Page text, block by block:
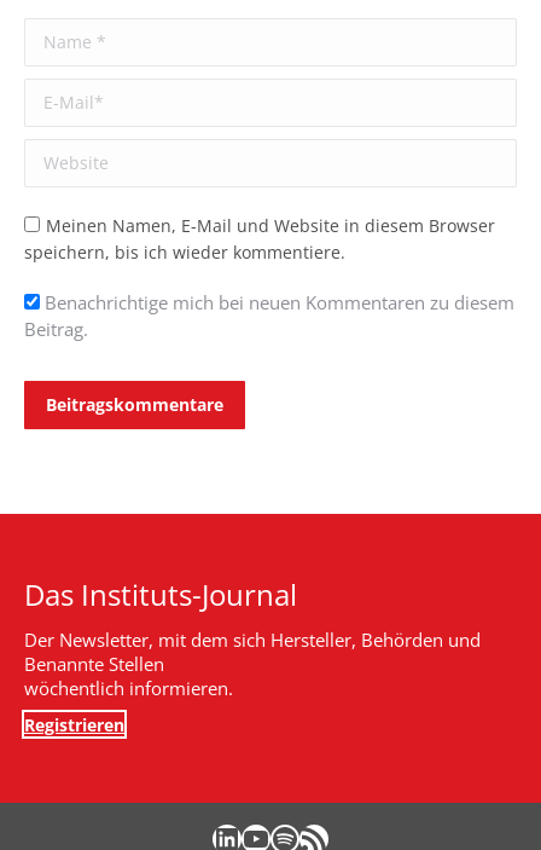
Name *
E-Mail *
Website
Meinen Namen, E-Mail und Website in diesem Browser
speichern, bis ich wieder kommentiere.
Benachrichtige mich bei neuen Kommentaren zu diesem
Beitrag.
Beitragskommentare
Das Instituts-Journal
Der Newsletter, mit dem sich Hersteller, Behörden und
Benannte Stellen
wöchentlich informieren.
Registrieren
LinkedIn
YouTube
Spotify
RSS-Feed